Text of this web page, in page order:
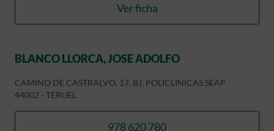
Ver ficha
BLANCO LLORCA, JOSE
BLANCO LLORCA, JOSE ADOLFO
CAMINO DE CASTRALVO, 17, BJ, POLICLINICAS SEAP
44002 - TERUEL
978 620 780